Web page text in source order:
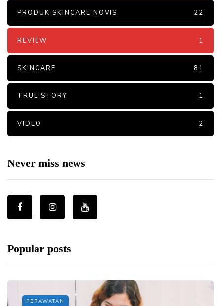
PRODUK SKINCARE NOVIS 22
REVIEW 1
SKINCARE 81
TRUE STORY 1
VIDEO 2
Never miss news
Popular posts
PERAWATAN